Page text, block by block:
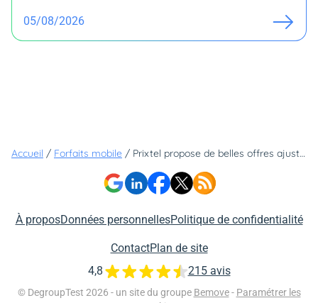
05/08/2026
Accueil / Forfaits mobile / Prixtel propose de belles offres ajustables sur le réseau d'un grand opérateur
À proposDonnées personnellesPolitique de confidentialité
ContactPlan de site
© DegroupTest 2026 - un site du groupe Bemove - Paramétrer les
4,8 215 avis